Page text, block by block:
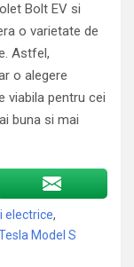
Bolt EV si
o varietate de
Astfel,
o alegere
viabila pentru cei
buna si mai
electrice,
Model S